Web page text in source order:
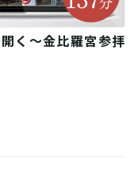
く〜金比羅宮参拝